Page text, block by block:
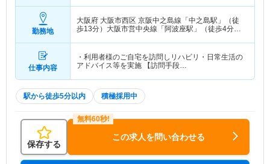
勤務地
大阪府 大阪市西区 京阪中之島線「中之島駅」（徒
歩13分）大阪市営中央線「阿波座駅」（徒歩4分）
仕事内容
・利用者様のご自宅を訪問しリハビリ・日常生活の
アドバイス等を実施 【訪問手段…
駅から徒歩5分以内 積極採用中
保存する
この求人を問い合わせる